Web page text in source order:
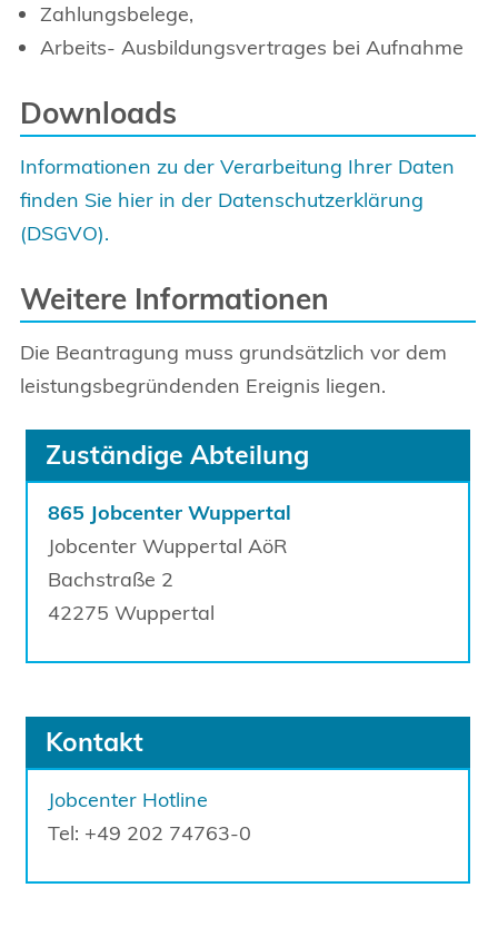
Zahlungsbelege,
Arbeits- Ausbildungsvertrages bei Aufnahme
Downloads
Informationen zu der Verarbeitung Ihrer Daten
finden Sie hier in der Datenschutzerklärung
(DSGVO).
Weitere Informationen
Die Beantragung muss grundsätzlich vor dem
leistungsbegründenden Ereignis liegen.
Zuständige Abteilung
865 Jobcenter Wuppertal
Jobcenter Wuppertal AöR
Bachstraße 2
42275 Wuppertal
Kontakt
Jobcenter Hotline
Tel: +49 202 74763-0